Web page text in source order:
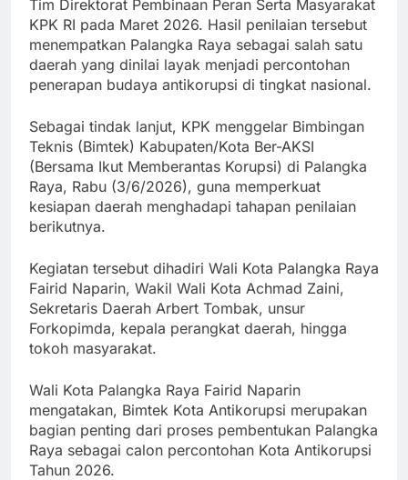
Tim Direktorat Pembinaan Peran Serta Masyarakat
KPK RI pada Maret 2026. Hasil penilaian tersebut
menempatkan Palangka Raya sebagai salah satu
daerah yang dinilai layak menjadi percontohan
penerapan budaya antikorupsi di tingkat nasional.
Sebagai tindak lanjut, KPK menggelar Bimbingan
Teknis (Bimtek) Kabupaten/Kota Ber-AKSI
(Bersama Ikut Memberantas Korupsi) di Palangka
Raya, Rabu (3/6/2026), guna memperkuat
kesiapan daerah menghadapi tahapan penilaian
berikutnya.
Kegiatan tersebut dihadiri Wali Kota Palangka Raya
Fairid Naparin, Wakil Wali Kota Achmad Zaini,
Sekretaris Daerah Arbert Tombak, unsur
Forkopimda, kepala perangkat daerah, hingga
tokoh masyarakat.
Wali Kota Palangka Raya Fairid Naparin
mengatakan, Bimtek Kota Antikorupsi merupakan
bagian penting dari proses pembentukan Palangka
Raya sebagai calon percontohan Kota Antikorupsi
Tahun 2026.